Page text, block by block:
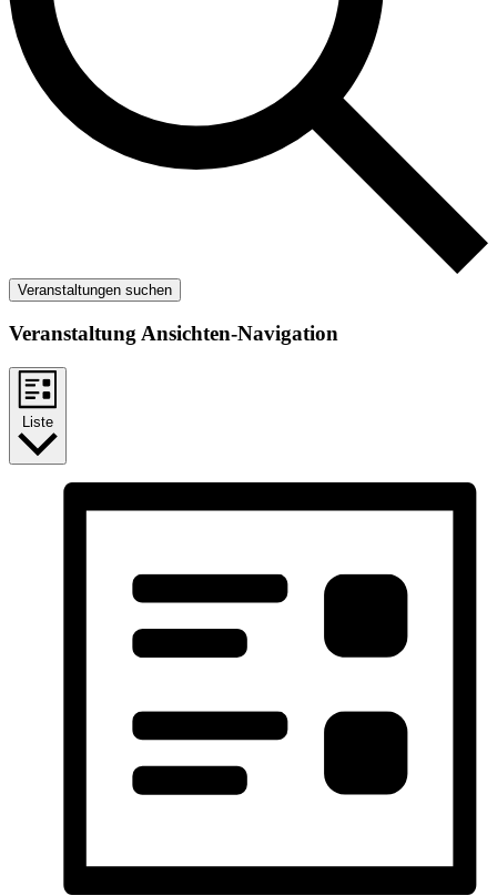
Veranstaltungen suchen
Veranstaltung Ansichten-Navigation
Liste